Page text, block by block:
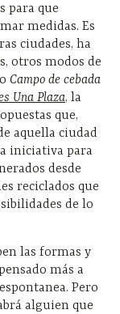
para que
medidas. Es
ciudades, ha
otros modos de
Campo de cebada
Una Plaza, la
que,
aquella ciudad
iniciativa para
desde
reciclados que
de lo
las formas y
más a
Pero
alguien que